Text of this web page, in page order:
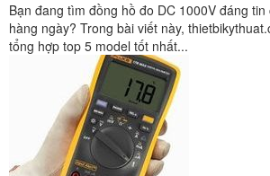
Bạn đang tìm đồng hồ đo DC 1000V đáng
hàng ngày? Trong bài viết này,
tổng hợp top 5 model tốt nhất...